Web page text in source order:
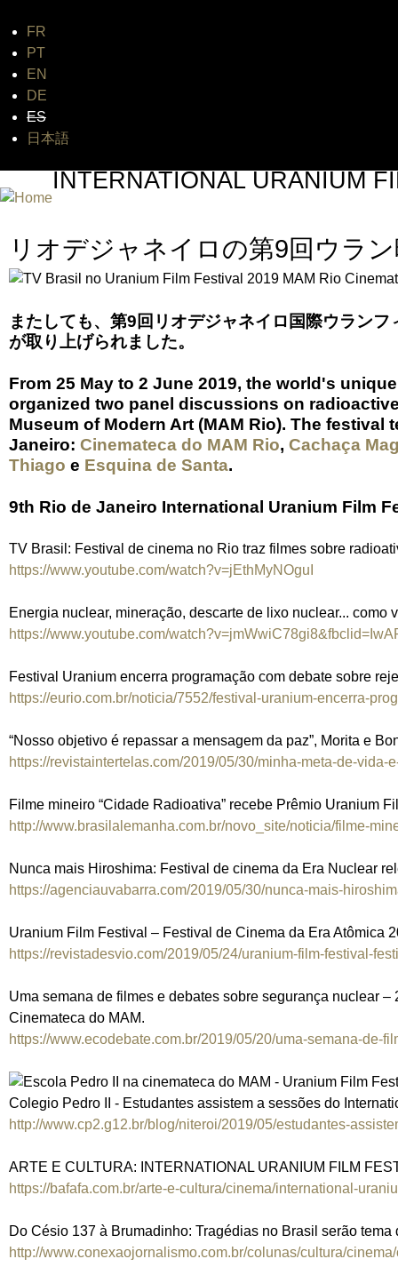
FR
PT
EN
DE
ES
日本語
INTERNATIONAL URANIUM
リオデジャネイロの第9回ウラ
またしても、第9回リオデジャネイロ国際ウラン
が取り上げられました。
From 25 May to 2 June 2019, the world's
organized two panel discussions on
Museum of Modern Art (MAM Rio). The
Janeiro: Cinemateca do MAM Rio, Cachaça
Thiago e Esquina de Santa.
9th Rio de Janeiro International Uranium Film
TV Brasil: Festival de cinema no Rio traz filmes sobre
https://www.youtube.com/watch?v=jEthMyNOguI
Energia nuclear, mineração, descarte de lixo nuclear... como
https://www.youtube.com/
Festival Uranium encerra programação com debate sobre
https://eurio.com.br/noticia/7552/festival-uranium-encerra-
“Nosso objetivo é repassar a mensagem da paz”, Morita e
https://revistaintertelas.com/2019/05/30/minha-meta-de-vida-
Filme mineiro “Cidade Radioativa” recebe Prêmio Uranium
http://www.brasilalemanha.com.br/novo_site/noticia/filme-
Nunca mais Hiroshima: Festival de cinema da Era Nuclear
https://agenciauvabarra.com/2019/05/30/nunca-mais-
Uranium Film Festival – Festival de Cinema da Era Atômica
https://revistadesvio.com/2019/05/24/uranium-film-festival-
Uma semana de filmes e debates sobre segurança nuclear
Cinemateca do MAM.
https://www.ecodebate.com.br/2019/05/20/uma-semana-de-
Colegio Pedro II - Estudantes assistem a sessões do
http://www.cp2.g12.br/blog/niteroi/2019/05/estudantes-
ARTE E CULTURA: INTERNATIONAL URANIUM FILM
https://bafafa.com.br/arte-e-cultura/cinema/international-
Do Césio 137 à Brumadinho: Tragédias no Brasil serão
http://www.conexaojornalismo.com.br/colunas/cultura/